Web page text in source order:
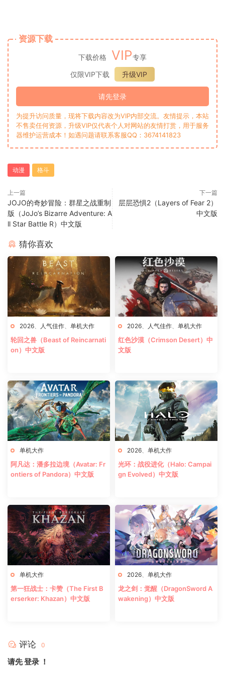
资源下载
下载价格 VIP专享
仅限VIP下载
升级VIP
请先登录
为提升访问质量，现将下载内容改为VIP内部交流。友情提示，本站
不售卖任何资源，升级VIP仅代表个人对网站的友情打赏，用于服务
器维护运营成本！如遇问题请联系客服QQ：3674141823
动漫 格斗
上一篇
JOJO的奇妙冒险：群星之战重制
版（JoJo’s Bizarre Adventure: A
ll Star Battle R）中文版
下一篇
层层恐惧2（Layers of Fear 2）
中文版
猜你喜欢
2026 人气佳作 单机大作
轮回之兽（Beast of Reincarnati
on）中文版
2026 人气佳作 单机大作
红色沙漠（Crimson Desert）中
文版
单机大作
阿凡达：潘多拉边境（Avatar: Fr
ontiers of Pandora）中文版
2026 单机大作
光环：战役进化（Halo: Campai
gn Evolved）中文版
单机大作
第一狂战士：卡赞（The First B
erserker: Khazan）中文版
2026 单机大作
龙之剑：觉醒（DragonSword A
wakening）中文版
评论 0
请先登录 ！